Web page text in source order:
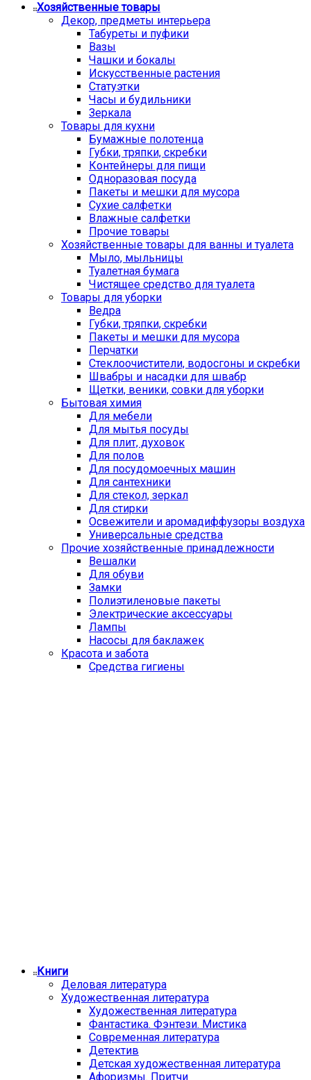
Хозяйственные товары
Декор, предметы интерьера
Табуреты и пуфики
Вазы
Чашки и бокалы
Искусственные растения
Статуэтки
Часы и будильники
Зеркала
Товары для кухни
Бумажные полотенца
Губки, тряпки, скребки
Контейнеры для пищи
Одноразовая посуда
Пакеты и мешки для мусора
Сухие салфетки
Влажные салфетки
Прочие товары
Хозяйственные товары для ванны и туалета
Мыло, мыльницы
Туалетная бумага
Чистящее средство для туалета
Товары для уборки
Ведра
Губки, тряпки, скребки
Пакеты и мешки для мусора
Перчатки
Стеклоочистители, водосгоны и скребки
Швабры и насадки для швабр
Щетки, веники, совки для уборки
Бытовая химия
Для мебели
Для мытья посуды
Для плит, духовок
Для полов
Для посудомоечных машин
Для сантехники
Для стекол, зеркал
Для стирки
Освежители и аромадиффузоры воздуха
Универсальные средства
Прочие хозяйственные принадлежности
Вешалки
Для обуви
Замки
Полиэтиленовые пакеты
Электрические аксессуары
Лампы
Насосы для баклажек
Красота и забота
Средства гигиены
Книги
Деловая литература
Художественная литература
Художественная литература
Фантастика. Фэнтези. Мистика
Современная литература
Детектив
Детская художественная литература
Афоризмы. Притчи